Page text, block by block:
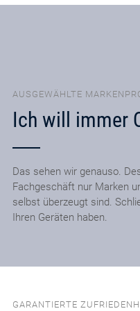
AUSGEWÄHLTE
Ich will immer
Das sehen wir genauso.
Fachgeschäft nur Marken
selbst überzeugt sind.
Ihren Geräten haben.
GARANTIERTE